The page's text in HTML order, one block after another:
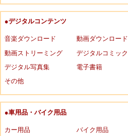
●デジタルコンテンツ
音楽ダウンロード
動画ダウンロード
動画ストリーミング
デジタルコミック
デジタル写真集
電子書籍
その他
●車用品・バイク用品
カー用品
バイク用品